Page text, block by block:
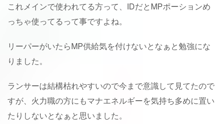
これメインで使われてる方って、IDだとMPポーションめ
っちゃ使ってるって事ですよね。
リーパーがいたらMP供給気を付けないとなぁと勉強にな
りました。
ランサーは結構枯れやすいので今まで意識して見てたので
すが、火力職の方にもマナエネルギーを気持ち多めに置い
たりしないとなぁと思いました。